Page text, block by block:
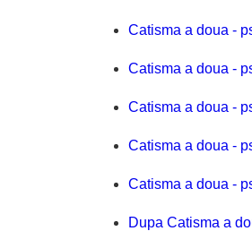
Catisma a doua -
Catisma a doua -
Catisma a doua -
Catisma a doua -
Catisma a doua -
Dupa Catisma a